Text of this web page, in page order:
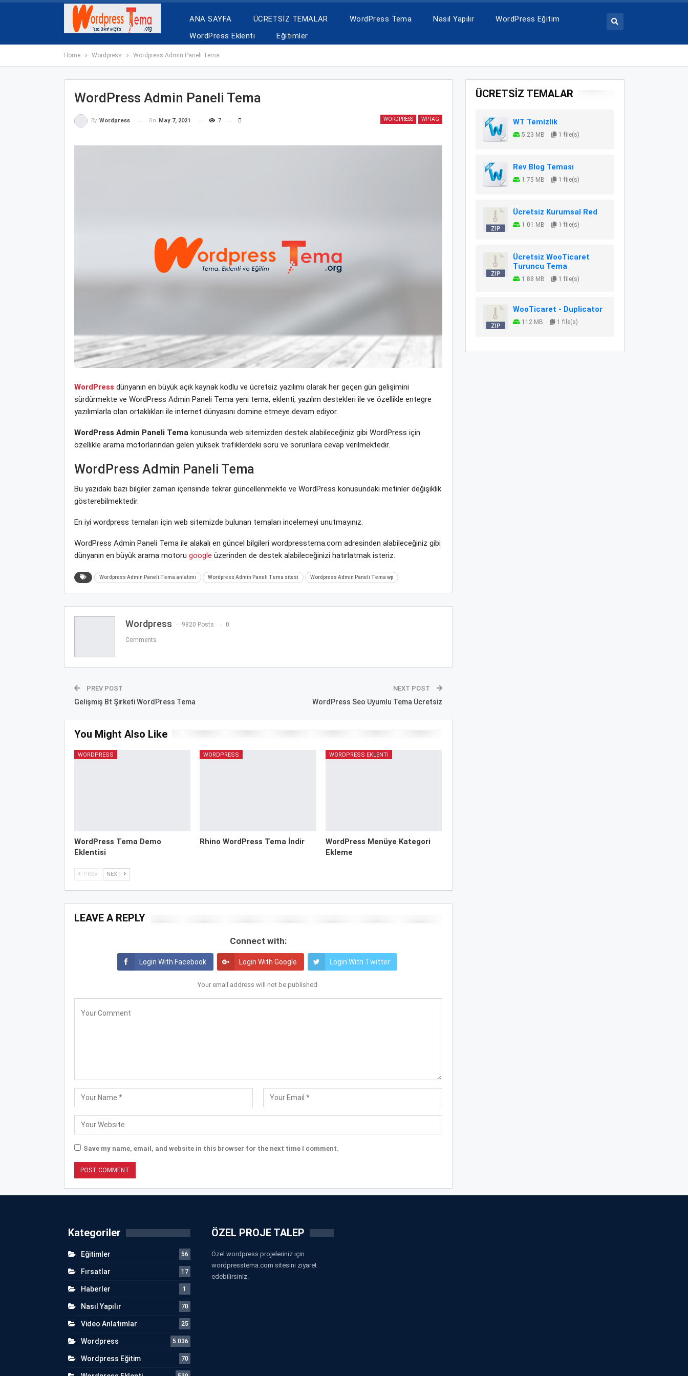
ANA SAYFA ÜCRETSİZ TEMALAR WordPress Tema Nasıl Yapılır
WordPress Eğitim
WordPress Eklenti
Eğitimler
Home Wordpress Wordpress Admin Paneli Tema
WordPress Admin Paneli Tema
WORDPRESS WPTAG
By Wordpress On May 7, 2021 7
WordPress dünyanın en büyük açık kaynak kodlu ve ücretsiz yazılımı olarak her geçen gün gelişimini
sürdürmekte ve WordPress Admin Paneli Tema yeni tema, eklenti, yazılım destekleri ile ve özellikle entegre
yazılımlarla olan ortaklıkları ile internet dünyasını domine etmeye devam ediyor.
WordPress Admin Paneli Temakonusunda web sitemizden destek alabileceğiniz gibi WordPress için
özellikle arama motorlarından gelen yüksek trafiklerdeki soru ve sorunlara cevap verilmektedir.
WordPress Admin Paneli Tema
Bu yazıdaki bazı bilgiler zaman içerisinde tekrar güncellenmekte ve WordPress konusundaki metinler değişiklik
gösterebilmektedir.
En iyi wordpress temaları için web sitemizde bulunan temaları incelemeyi unutmayınız.
WordPress Admin Paneli Tema ile alakalı en güncel bilgileri wordpresstema.com adresinden alabileceğiniz gibi
dünyanın en büyük arama motoru google üzerinden de destek alabileceğinizi hatırlatmak isteriz.
Wordpress Admin Paneli Tema anlatımı Wordpress Admin Paneli Tema sitesi Wordpress Admin Paneli Tema wp
Wordpress 9820 Posts 0
Comments
PREV POST
Gelişmiş Bt Şirketi WordPress Tema
NEXT POST
WordPress Seo Uyumlu Tema Ücretsiz
You Might Also Like
WORDPRESS
WordPress Tema Demo
Eklentisi
WORDPRESS
Rhino WordPress Tema İndir
WORDPRESS EKLENTI
WordPress Menüye Kategori
Ekleme
PREV NEXT
LEAVE A REPLY
Connect with:
Login With Facebook Login With Google Login With Twitter
Your email address will not be published.
Save my name, email, and website in this browser for the next time I comment.
ÜCRETSİZ TEMALAR
WT Temizlik
5.23 MB 1 file(s)
Rev Blog Teması
1.75 MB 1 file(s)
Ücretsiz Kurumsal Red
1.01 MB 1 file(s)
Ücretsiz WooTicaret
Turuncu Tema
1.88 MB 1 file(s)
WooTicaret - Duplicator
112 MB 1 file(s)
Kategoriler
Eğitimler 56
Fırsatlar 17
Haberler 1
Nasıl Yapılır 70
Video Anlatımlar 25
Wordpress 5.036
Wordpress Eğitim 70
ÖZEL PROJE TALEP
Özel wordpress projeleriniz için
wordpresstema.com sitesini ziyaret
edebilirsiniz.